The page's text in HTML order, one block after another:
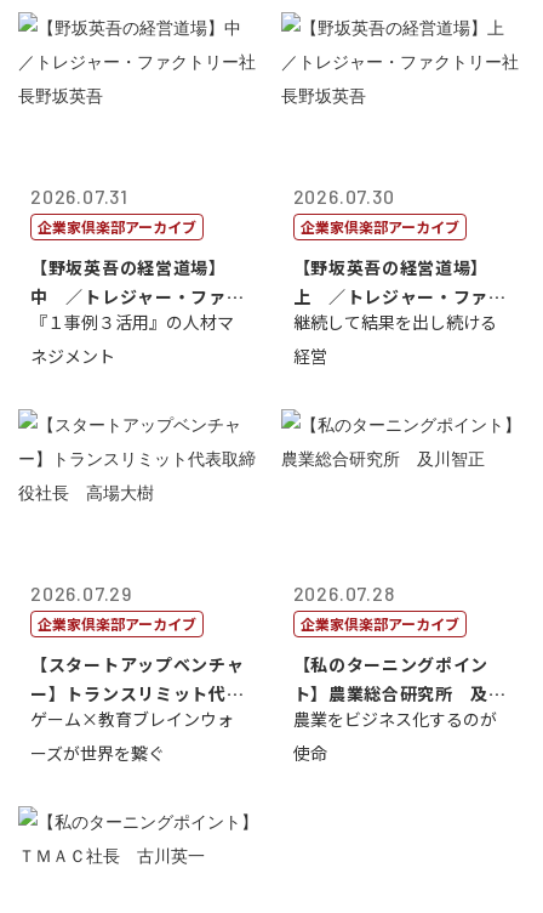
2026.07.31
企業家倶楽部アーカイブ
【野坂英吾の経営道場】
中 ／トレジャー・ファク
トリー社長野坂...
『１事例３活用』の人材マ
ネジメント
2026.07.30
企業家倶楽部アーカイブ
【野坂英吾の経営道場】
上 ／トレジャー・ファク
トリー社長野坂...
継続して結果を出し続ける
経営
2026.07.29
企業家倶楽部アーカイブ
【スタートアップベンチャ
ー】トランスリミット代表
取締役社長 ...
ゲーム×教育ブレインウォ
ーズが世界を繋ぐ
2026.07.28
企業家倶楽部アーカイブ
【私のターニングポイン
ト】農業総合研究所 及川
智正
農業をビジネス化するのが
使命